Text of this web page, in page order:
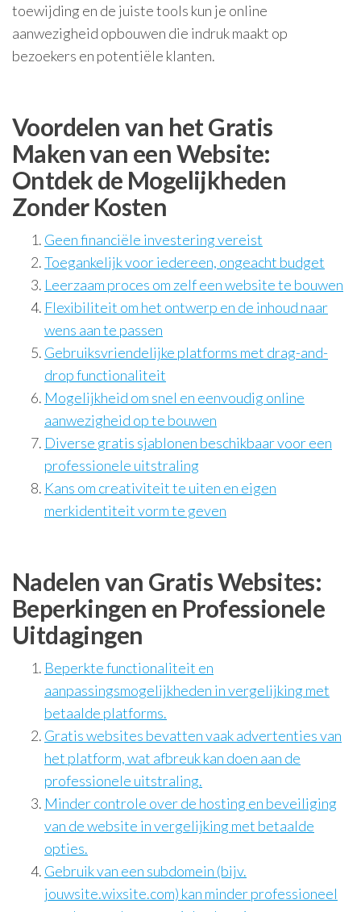
toewijding en de juiste tools kun je online
aanwezigheid opbouwen die indruk maakt op
bezoekers en potentiële klanten.
Voordelen van het Gratis
Maken van een Website:
Ontdek de Mogelijkheden
Zonder Kosten
Geen financiële investering vereist
Toegankelijk voor iedereen, ongeacht budget
Leerzaam proces om zelf een website te bouwen
Flexibiliteit om het ontwerp en de inhoud naar
wens aan te passen
Gebruiksvriendelijke platforms met drag-and-
drop functionaliteit
Mogelijkheid om snel en eenvoudig online
aanwezigheid op te bouwen
Diverse gratis sjablonen beschikbaar voor een
professionele uitstraling
Kans om creativiteit te uiten en eigen
merkidentiteit vorm te geven
Nadelen van Gratis Websites:
Beperkingen en Professionele
Uitdagingen
Beperkte functionaliteit en
aanpassingsmogelijkheden in vergelijking met
betaalde platforms.
Gratis websites bevatten vaak advertenties van
het platform, wat afbreuk kan doen aan de
professionele uitstraling.
Minder controle over de hosting en beveiliging
van de website in vergelijking met betaalde
opties.
Gebruik van een subdomein (bijv.
jouwsite.wixsite.com) kan minder professioneel